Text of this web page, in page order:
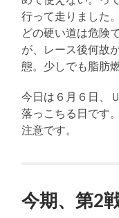
行って走りました
どの硬い道は危険
が、レース後何故
態。少しでも脂肪
今日は６月６日、
落っこちる日です
注意です。
今期、第2